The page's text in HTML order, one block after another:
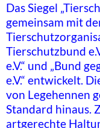
Das Siegel
gemeinsam mit
Tierschutzbund
e.V.“ und „Bund
e.V.“ entwickelt.
von Legehennen
Standard hinaus.
artgerechte